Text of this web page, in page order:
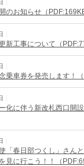
のお知らせ（
新工事について（
乗車券を発売します！
化に伴う新改札西口開
「春日部つくし」さん
見に行こう！！（